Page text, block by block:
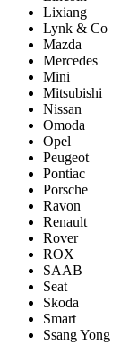
Lixiang
Lynk & Co
Mazda
Mercedes
Mini
Mitsubishi
Nissan
Omoda
Opel
Peugeot
Pontiac
Porsсhe
Ravon
Renault
Rover
ROX
SAAB
Seat
Skoda
Smart
Ssang Yong